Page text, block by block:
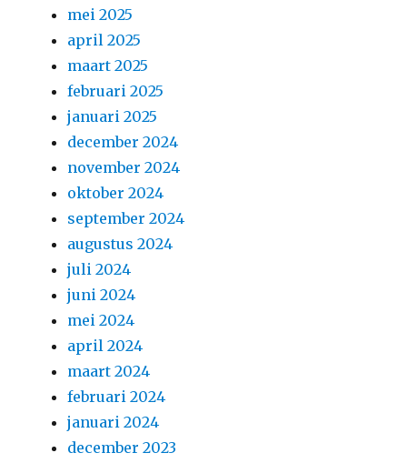
mei 2025
april 2025
maart 2025
februari 2025
januari 2025
december 2024
november 2024
oktober 2024
september 2024
augustus 2024
juli 2024
juni 2024
mei 2024
april 2024
maart 2024
februari 2024
januari 2024
december 2023